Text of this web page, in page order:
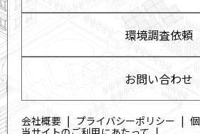
環境調査依頼
お問い合わせ
会社概要 プライバシーポリシー